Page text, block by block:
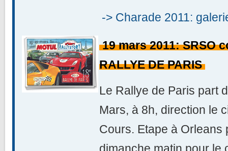
-> Charade 2011:
19 mars 2011: SRSO
RALLYE DE PARIS
Le Rallye de Paris part
Mars, à 8h, direction le
Cours. Etape à Orleans